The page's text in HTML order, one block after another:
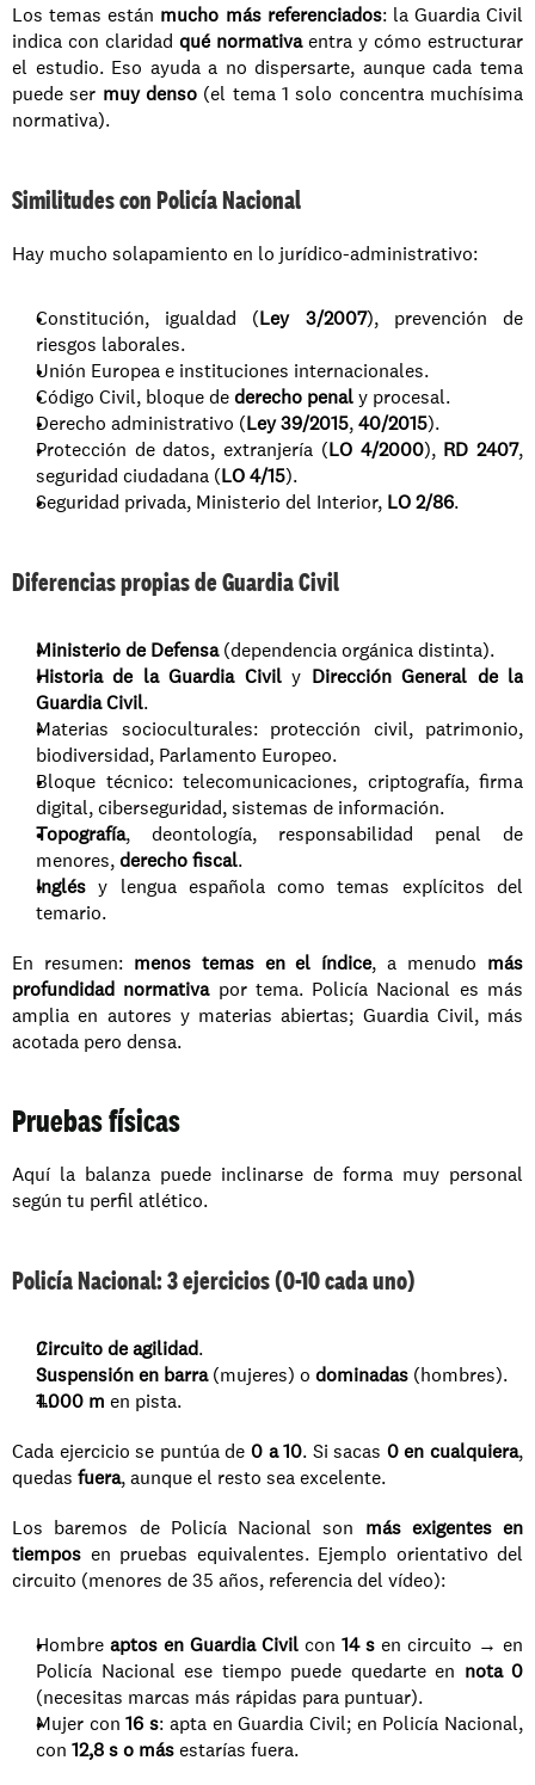
Los temas están mucho más referenciados: la Guardia Civil
indica con claridad qué normativa entra y cómo estructurar
el estudio. Eso ayuda a no dispersarte, aunque cada tema
puede ser muy denso (el tema 1 solo concentra muchísima
normativa).
Similitudes con Policía Nacional
Hay mucho solapamiento en lo jurídico-administrativo:
Constitución, igualdad (Ley 3/2007), prevención de
riesgos laborales.
Unión Europea e instituciones internacionales.
Código Civil, bloque de derecho penal y procesal.
Derecho administrativo (Ley 39/2015, 40/2015).
Protección de datos, extranjería (LO 4/2000), RD 2407,
seguridad ciudadana (LO 4/15).
Seguridad privada, Ministerio del Interior, LO 2/86.
Diferencias propias de Guardia Civil
Ministerio de Defensa (dependencia orgánica distinta).
Historia de la Guardia Civil y Dirección General de la
Guardia Civil.
Materias socioculturales: protección civil, patrimonio,
biodiversidad, Parlamento Europeo.
Bloque técnico: telecomunicaciones, criptografía, firma
digital, ciberseguridad, sistemas de información.
Topografía, deontología, responsabilidad penal de
menores, derecho fiscal.
Inglés y lengua española como temas explícitos del
temario.
En resumen: menos temas en el índice, a menudo más
profundidad normativa por tema. Policía Nacional es más
amplia en autores y materias abiertas; Guardia Civil, más
acotada pero densa.
Pruebas físicas
Aquí la balanza puede inclinarse de forma muy personal
según tu perfil atlético.
Policía Nacional: 3 ejercicios (0-10 cada uno)
Circuito de agilidad.
Suspensión en barra (mujeres) o dominadas (hombres).
1.000 m en pista.
Cada ejercicio se puntúa de 0 a 10. Si sacas 0 en cualquiera,
quedas fuera, aunque el resto sea excelente.
Los baremos de Policía Nacional son más exigentes en
tiempos en pruebas equivalentes. Ejemplo orientativo del
circuito (menores de 35 años, referencia del vídeo):
Hombre aptos en Guardia Civil con 14 s en circuito → en
Policía Nacional ese tiempo puede quedarte en nota 0
(necesitas marcas más rápidas para puntuar).
Mujer con 16 s: apta en Guardia Civil; en Policía Nacional,
con 12,8 s o más estarías fuera.